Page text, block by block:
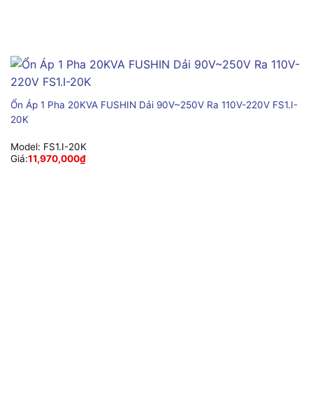
Ổn Áp 1 Pha 20KVA FUSHIN Dải 90V~250V Ra 110V-220V FS1.I-
20K
Model: FS1.I-20K
Giá:11,970,000₫